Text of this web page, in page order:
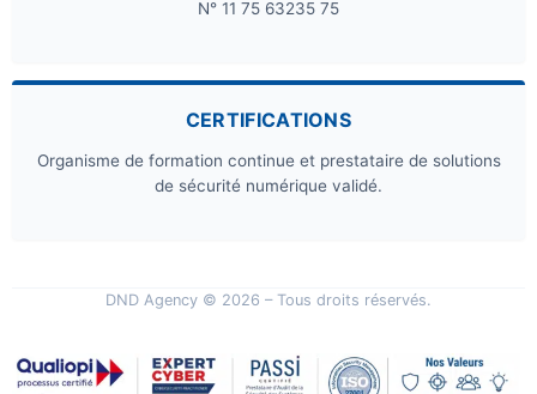
N° 11 75 63235 75
CERTIFICATIONS
Organisme de formation continue et prestataire de solutions
de sécurité numérique validé.
DND Agency © 2026 – Tous droits réservés.